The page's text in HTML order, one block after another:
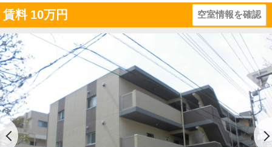
賃料 10万円 空室情報を確認